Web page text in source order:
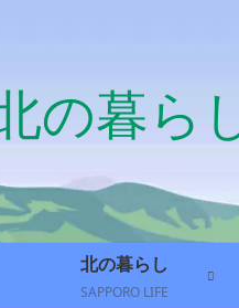
の暮ら
北の暮らし
SAPPORO LIFE